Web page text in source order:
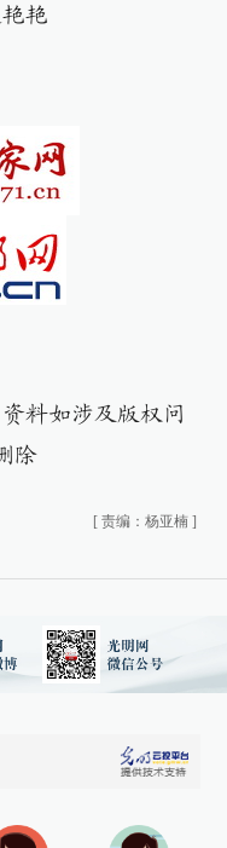
艳
料如涉及版权问
除
[ 责编：杨亚楠 ]